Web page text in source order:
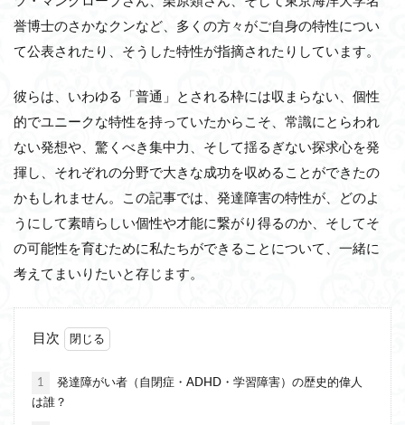
誉博士のさかなクンなど、多くの方々がご自身の特性につい
て公表されたり、そうした特性が指摘されたりしています。
彼らは、いわゆる「普通」とされる枠には収まらない、個性
的でユニークな特性を持っていたからこそ、常識にとらわれ
ない発想や、驚くべき集中力、そして揺るぎない探求心を発
揮し、それぞれの分野で大きな成功を収めることができたの
かもしれません。この記事では、発達障害の特性が、どのよ
うにして素晴らしい個性や才能に繋がり得るのか、そしてそ
の可能性を育むために私たちができることについて、一緒に
考えてまいりたいと存じます。
目次
1
発達障がい者（自閉症・ADHD・学習障害）の歴史的偉人
は誰？